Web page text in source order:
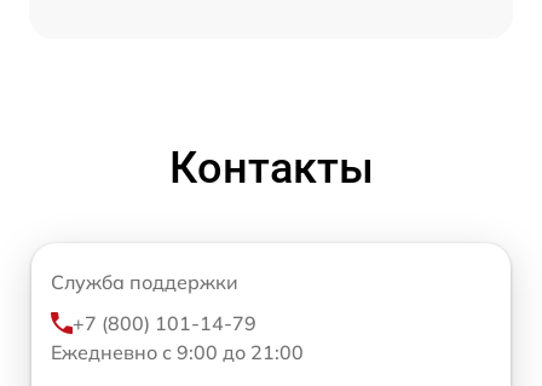
Контакты
Служба поддержки
+7 (800) 101-14-79
Ежедневно с 9:00 до 21:00